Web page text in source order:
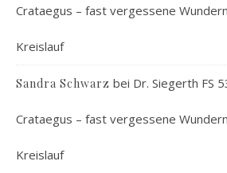
Crataegus – fast vergessene
Kreislauf
Sandra Schwarz bei Dr. Siegerth FS
Crataegus – fast vergessene
Kreislauf